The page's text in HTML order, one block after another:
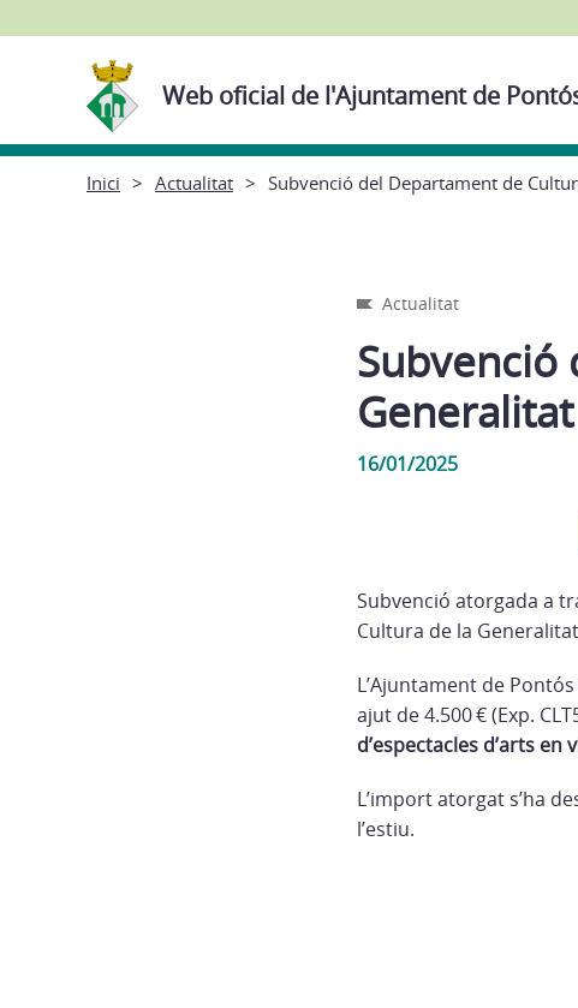
Web oficial de l'Ajuntament de
Inici Actualitat Subvenció del Departament de
Actualitat
Subvenció
16/01/2025
Subvenció atorgada a
Cultura de la
L’Ajuntament de
ajut de 4.500 € (Exp.
d’espectacles d’arts
L’import atorgat s’ha
l’estiu.